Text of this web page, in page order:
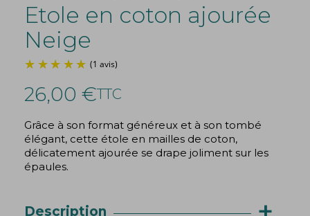
Etole en coton ajourée
Neige
(1 avis)
26,00 €TTC
Grâce à son format généreux et à son tombé
élégant, cette étole en mailles de coton,
délicatement ajourée se drape joliment sur les
épaules.
Description